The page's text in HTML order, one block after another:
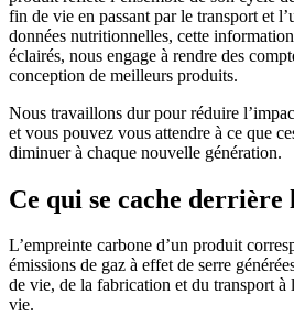
fin de vie en passant par le transport et
données nutritionnelles, cette
éclairés, nous engage à rendre des
conception de meilleurs produits.
Nous travaillons dur pour réduire
et vous pouvez vous attendre à ce que
diminuer à chaque nouvelle génération.
Ce qui se cache derrière
L’empreinte carbone d’un produit
émissions de gaz à effet de serre
de vie, de la fabrication et du transport à
vie.